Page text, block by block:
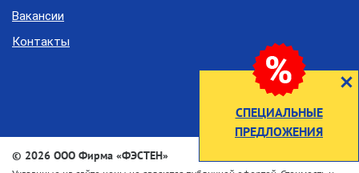
СПЕЦИАЛЬНЫЕ
ПРЕДЛОЖЕНИЯ
Вакансии
Контакты
© 2026 ООО Фирма «ФЭСТЕН»